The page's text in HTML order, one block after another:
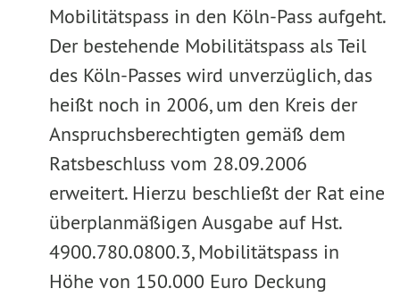
Mobilitätspass in den Köln-Pass aufgeht.
Der bestehende Mobilitätspass als Teil
des Köln-Passes wird unverzüglich, das
heißt noch in 2006, um den Kreis der
Anspruchsberechtigten gemäß dem
Ratsbeschluss vom 28.09.2006
erweitert. Hierzu beschließt der Rat eine
überplanmäßigen Ausgabe auf Hst.
4900.780.0800.3, Mobilitätspass in
Höhe von 150.000 Euro Deckung